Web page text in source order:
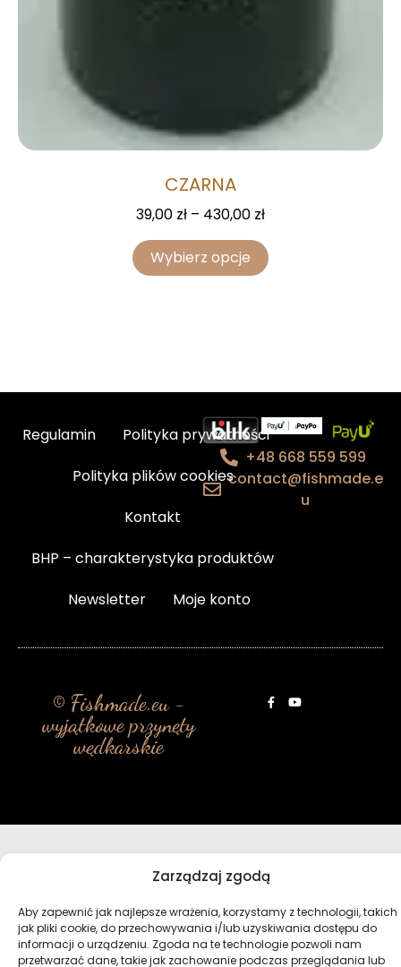
Zarządzaj zgodą
Aby zapewnić jak najlepsze wrażenia, korzystamy z technologii, takich
jak pliki cookie, do przechowywania i/lub uzyskiwania dostępu do
informacji o urządzeniu. Zgoda na te technologie pozwoli nam
przetwarzać dane, takie jak zachowanie podczas przeglądania lub
CZARNA
39,00 zł – 430,00 zł
Wybierz opcje
Regulamin
Polityka prywatności
Polityka plików cookies
Kontakt
BHP – charakterystyka produktów
Newsletter
Moje konto
+48 668 559 599
contact@fishmade.e
u
© Fishmade.eu -
wyjątkowe przynęty
wędkarskie